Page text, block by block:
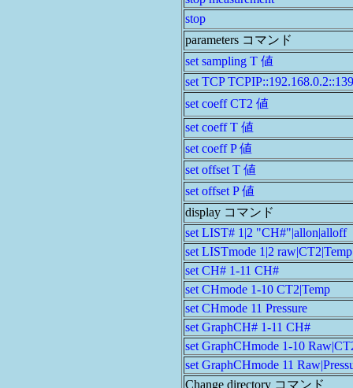
stop
parameters コマンド
set sampling T 値
set TCP
set coeff CT2 値
set coeff T 値
set coeff P 値
set offset T 値
set offset P 値
display コマンド
set LIST# 1|2
set LISTmode 1|2
set CH# 1-11 CH#
set CHmode 1-10 CT2|Temp
set CHmode 11 Pressure
set GraphCH# 1-11 CH#
set GraphCHmode 1-10
set GraphCHmode 11
Change directory コマンド